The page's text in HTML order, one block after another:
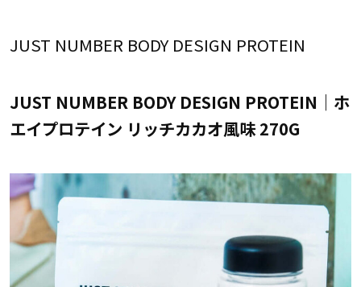
JUST NUMBER BODY DESIGN PROTEIN
JUST NUMBER BODY DESIGN PROTEIN｜ホ
エイプロテイン リッチカカオ風味 270G